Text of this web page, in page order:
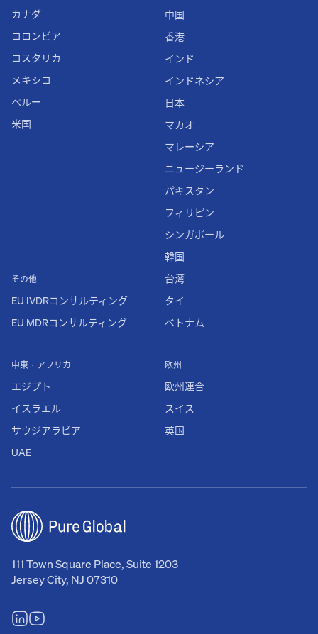
111 Town Square Place, Suite 1203
Jersey City, NJ 07310
カナダ
コロンビア
コスタリカ
メキシコ
ペルー
米国
その他
EU IVDRコンサルティング
EU MDRコンサルティング
欧州
欧州連合
スイス
英国
中東・アフリカ
エジプト
イスラエル
サウジアラビア
UAE
中国
香港
インド
インドネシア
日本
マカオ
マレーシア
ニュージーランド
パキスタン
フィリピン
シンガポール
韓国
台湾
タイ
ベトナム